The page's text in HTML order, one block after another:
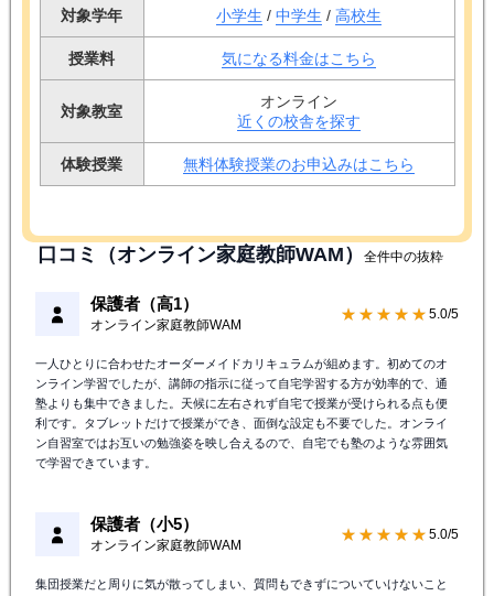
対象学年 小学生 / 中学生 / 高校生
授業料 気になる料金はこちら
対象教室
オンライン
近くの校舎を探す
体験授業 無料体験授業のお申込みはこちら
口コミ（オンライン家庭教師WAM） 全件中の抜粋
保護者（高1）
オンライン家庭教師WAM
★★★★★ 5.0/5
一人ひとりに合わせたオーダーメイドカリキュラムが組めます。初めてのオ
ンライン学習でしたが、講師の指示に従って自宅学習する方が効率的で、通
塾よりも集中できました。天候に左右されず自宅で授業が受けられる点も便
利です。タブレットだけで授業ができ、面倒な設定も不要でした。オンライ
ン自習室ではお互いの勉強姿を映し合えるので、自宅でも塾のような雰囲気
で学習できています。
保護者（小5）
オンライン家庭教師WAM
★★★★★ 5.0/5
集団授業だと周りに気が散ってしまい、質問もできずについていけないこと